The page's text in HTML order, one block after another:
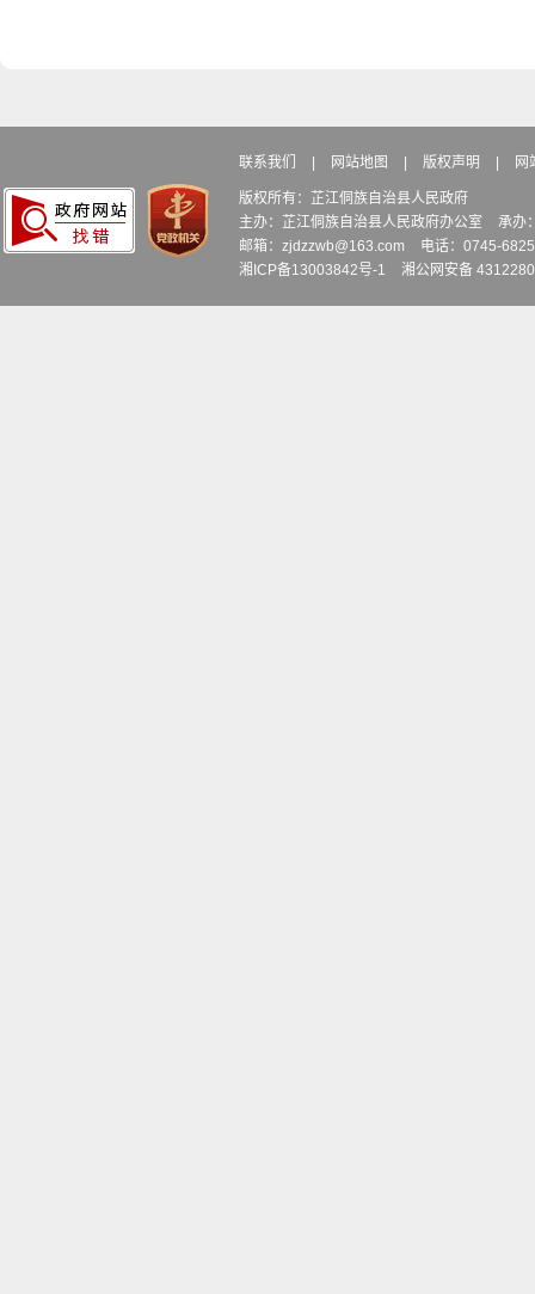
联系我们 网站地图 版权声明 网
版权所有：芷江侗族自治县人民政府
主办：芷江侗族自治县人民政府办公室
承办
邮箱：zjdzzwb@163.com
电话：0745-
湘ICP备13003842号-1
湘公网安备